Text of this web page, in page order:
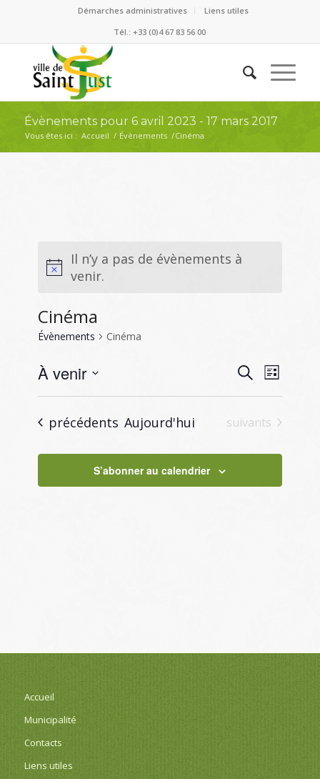
Démarches administratives
Liens utiles
Tél.: +33 (0)4 67 83 56 00
Évènements pour 6 avril 2023 - 17 mars 2017
Vous êtes ici : Accueil / Évènements /Cinéma
Il n’y a pas de évènements à
venir.
Cinéma
Évènements Cinéma
et
vues
Recherche
de
vues
Liste
À venir
Sélectionnez
une
date.
Évènements
précédents Aujourd'hui Évènements
suivants
S’abonner au calendrier
Accueil
Municipalité
Contacts
Liens utiles